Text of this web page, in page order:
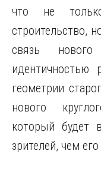
что не
строительство,
связь
идентичностью
геометрии
нового
который будет
зрителей, чем